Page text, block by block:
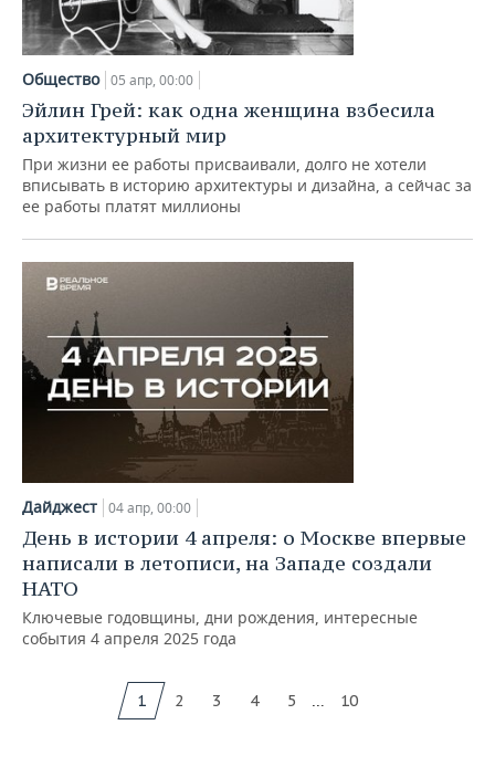
Общество 05 апр, 00:00
Эйлин Грей: как одна женщина взбесила
архитектурный мир
При жизни ее работы присваивали, долго не хотели
вписывать в историю архитектуры и дизайна, а сейчас за
ее работы платят миллионы
Дайджест 04 апр, 00:00
День в истории 4 апреля: о Москве впервые
написали в летописи, на Западе создали
НАТО
Ключевые годовщины, дни рождения, интересные
события 4 апреля 2025 года
1 2 3 4 5 ... 10